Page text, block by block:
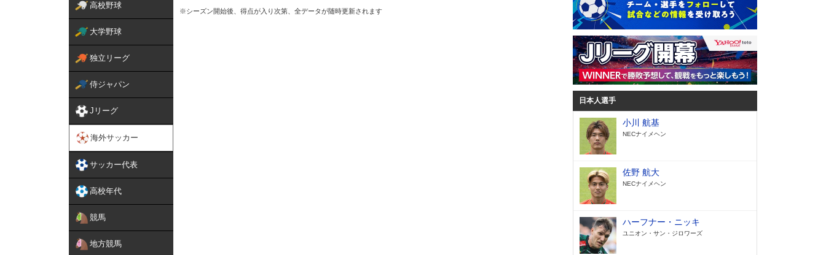
高校野球
大学野球
独立リーグ
侍ジャパン
Jリーグ
海外サッカー
サッカー代表
高校年代
競馬
地方競馬
※シーズン開始後、得点が入り次第、全データが随時更新されます
日本人選手
小川 航基
NECナイメヘン
佐野 航大
NECナイメヘン
ハーフナー・ニッキ
ユニオン・サン・ジロワーズ